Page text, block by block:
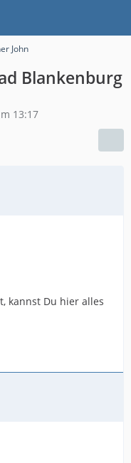
John
Blankenburg
13:17
kannst Du hier alles